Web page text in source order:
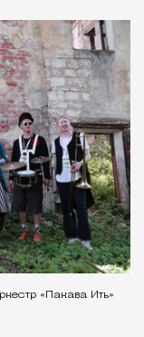
«Пакава Ить»